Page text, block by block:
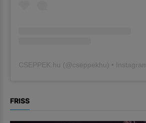
CSEPPEK.hu (@cseppekhu ) •
FRISS